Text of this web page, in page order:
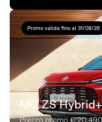
Promo valida fino al 31/08/26
MG ZS
Prezzo promo €